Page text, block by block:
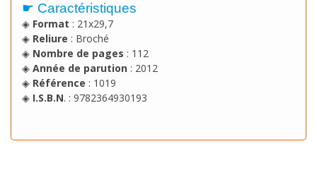
☛ Caractéristiques
◈ Format : 21x29,7
◈ Reliure : Broché
◈ Nombre de pages : 112
◈ Année de parution : 2012
◈ Référence : 1019
◈ I.S.B.N. : 9782364930193